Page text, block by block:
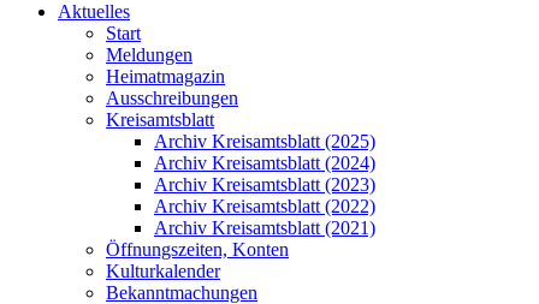
Aktuelles
Start
Meldungen
Heimatmagazin
Ausschreibungen
Kreisamtsblatt
Archiv Kreisamtsblatt (2025)
Archiv Kreisamtsblatt (2024)
Archiv Kreisamtsblatt (2023)
Archiv Kreisamtsblatt (2022)
Archiv Kreisamtsblatt (2021)
Öffnungszeiten, Konten
Kulturkalender
Bekanntmachungen